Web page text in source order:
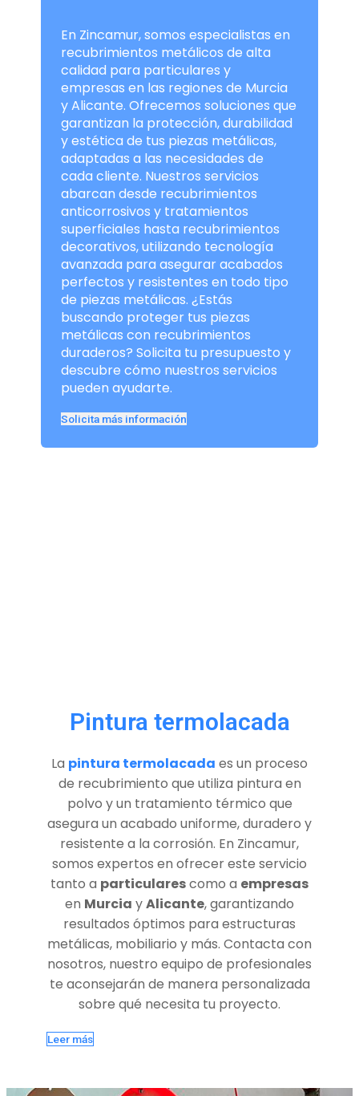
En Zincamur, somos especialistas en
recubrimientos metálicos de alta
calidad para particulares y
empresas en las regiones de Murcia
y Alicante. Ofrecemos soluciones que
garantizan la protección, durabilidad
y estética de tus piezas metálicas,
adaptadas a las necesidades de
cada cliente. Nuestros servicios
abarcan desde recubrimientos
anticorrosivos y tratamientos
superficiales hasta recubrimientos
decorativos, utilizando tecnología
avanzada para asegurar acabados
perfectos y resistentes en todo tipo
de piezas metálicas. ¿Estás
buscando proteger tus piezas
metálicas con recubrimientos
duraderos? Solicita tu presupuesto y
descubre cómo nuestros servicios
pueden ayudarte.
Solicita más información
Pintura termolacada
La pintura termolacada es un proceso
de recubrimiento que utiliza pintura en
polvo y un tratamiento térmico que
asegura un acabado uniforme, duradero y
resistente a la corrosión. En Zincamur,
somos expertos en ofrecer este servicio
tanto a particularescomo a empresas
en Murcia yAlicante, garantizando
resultados óptimos para estructuras
metálicas, mobiliario y más. Contacta con
nosotros, nuestro equipo de profesionales
te aconsejarán de manera personalizada
sobre qué necesita tu proyecto.
Leer más